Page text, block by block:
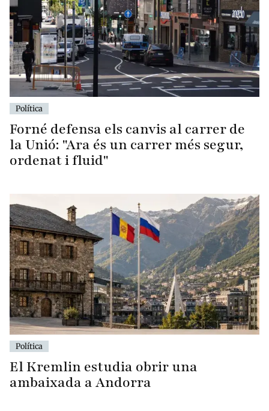
Política
Forné defensa els canvis al carrer de
la Unió: "Ara és un carrer més segur,
ordenat i fluid"
Política
El Kremlin estudia obrir una
ambaixada a Andorra